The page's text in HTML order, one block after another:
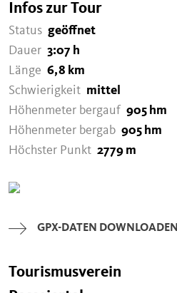
Infos zur Tour
Status geöffnet
Dauer 3:07 h
Länge 6,8 km
Schwierigkeit mittel
Höhenmeter bergauf 905 hm
Höhenmeter bergab 905 hm
Höchster Punkt 2779 m
GPX-DATEN DOWNLOADEN
Tourismusverein